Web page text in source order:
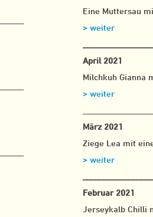
Eine Muttersau
> weiter
April 2021
Milchkuh Gianna
> weiter
März 2021
Ziege Lea mit
> weiter
Februar 2021
Jerseykalb Chilli